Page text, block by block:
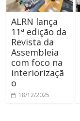
ALRN lança
11ª edição da
Revista da
Assembleia
com foco na
interiorizaçã
o
18/12/2025